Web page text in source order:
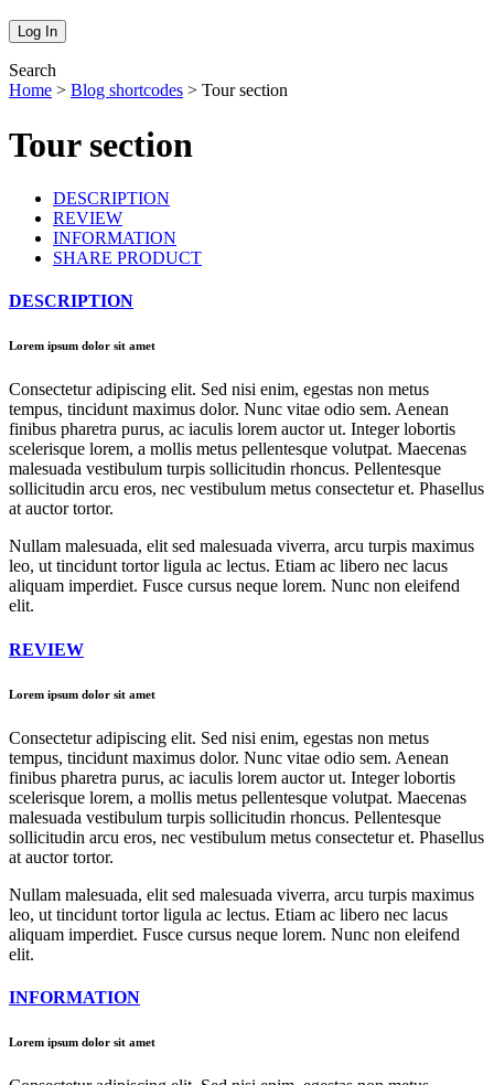
Search
Home > Blog shortcodes > Tour section
Tour section
DESCRIPTION
REVIEW
INFORMATION
SHARE PRODUCT
DESCRIPTION
Lorem ipsum dolor sit amet
Consectetur adipiscing elit. Sed nisi enim, egestas non metus
tempus, tincidunt maximus dolor. Nunc vitae odio sem. Aenean
finibus pharetra purus, ac iaculis lorem auctor ut. Integer lobortis
scelerisque lorem, a mollis metus pellentesque volutpat. Maecenas
malesuada vestibulum turpis sollicitudin rhoncus. Pellentesque
sollicitudin arcu eros, nec vestibulum metus consectetur et. Phasellus
at auctor tortor.
Nullam malesuada, elit sed malesuada viverra, arcu turpis maximus
leo, ut tincidunt tortor ligula ac lectus. Etiam ac libero nec lacus
aliquam imperdiet. Fusce cursus neque lorem. Nunc non eleifend
elit.
REVIEW
Lorem ipsum dolor sit amet
Consectetur adipiscing elit. Sed nisi enim, egestas non metus
tempus, tincidunt maximus dolor. Nunc vitae odio sem. Aenean
finibus pharetra purus, ac iaculis lorem auctor ut. Integer lobortis
scelerisque lorem, a mollis metus pellentesque volutpat. Maecenas
malesuada vestibulum turpis sollicitudin rhoncus. Pellentesque
sollicitudin arcu eros, nec vestibulum metus consectetur et. Phasellus
at auctor tortor.
Nullam malesuada, elit sed malesuada viverra, arcu turpis maximus
leo, ut tincidunt tortor ligula ac lectus. Etiam ac libero nec lacus
aliquam imperdiet. Fusce cursus neque lorem. Nunc non eleifend
elit.
INFORMATION
Lorem ipsum dolor sit amet